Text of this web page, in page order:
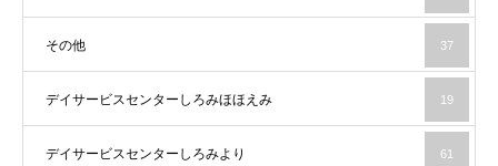
その他 37
デイサービスセンターしろみほほえみ 19
デイサービスセンターしろみより 61